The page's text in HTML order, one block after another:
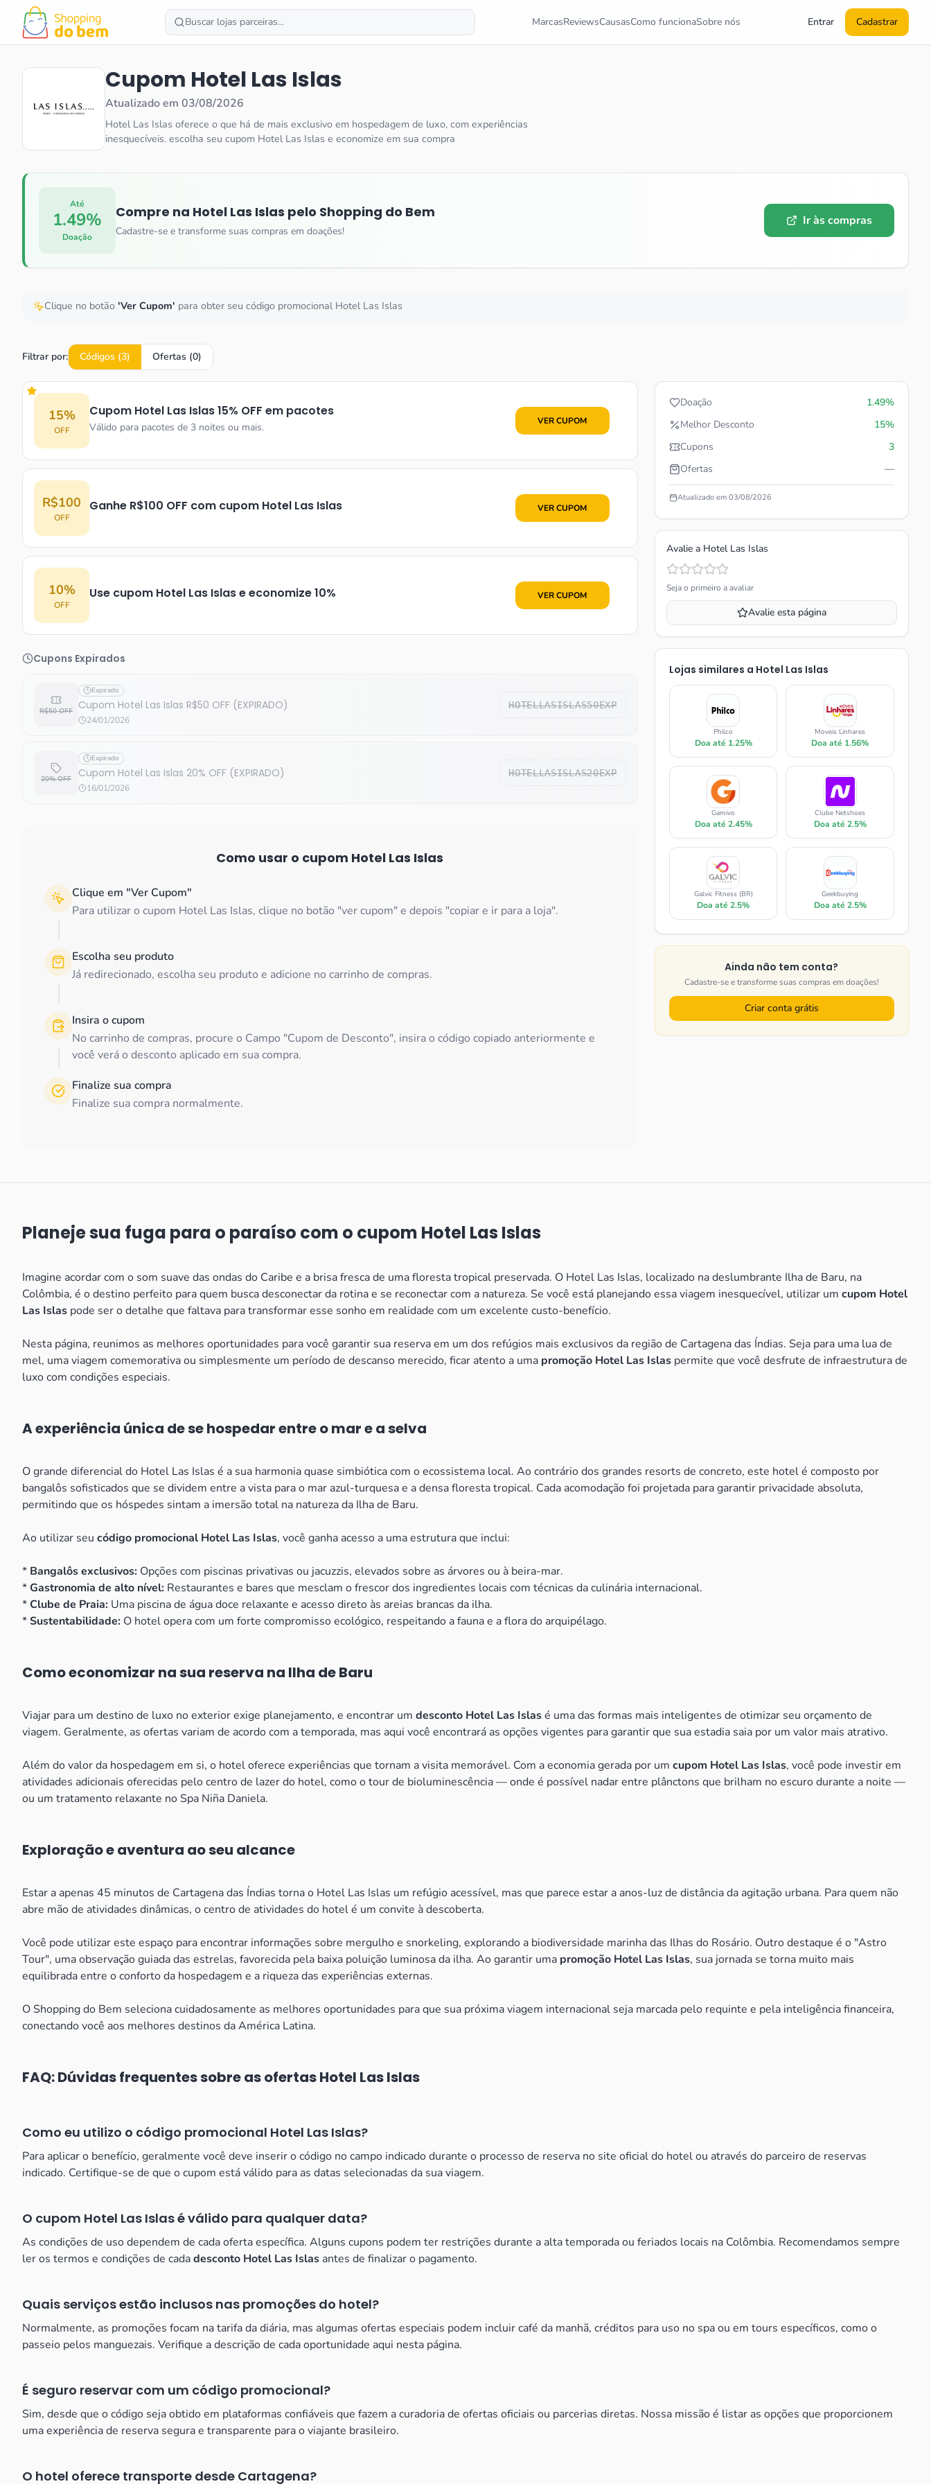
Buscar lojas parceiras... MarcasReviewsCausasComo funcionaSobre nós Entrar Cadastrar
Cupom Hotel Las Islas
Atualizado em 03/08/2026
Hotel Las Islas oferece o que há de mais exclusivo em hospedagem de luxo, com experiências
inesquecíveis. escolha seu cupom Hotel Las Islas e economize em sua compra
Até
1.49%
Doação
Compre na Hotel Las Islas pelo Shopping do Bem
Cadastre-se e transforme suas compras em doações!
Ir às compras
Clique no botão 'Ver Cupom' para obter seu código promocional Hotel Las Islas
Filtrar por: Códigos (3) Ofertas (0)
15%
OFF
Cupom Hotel Las Islas 15% OFF em pacotes
Válido para pacotes de 3 noites ou mais.
•••S15
VER CUPOM
R$100
OFF
Ganhe R$100 OFF com cupom Hotel Las Islas •••100
VER CUPOM
10%
OFF
Use cupom Hotel Las Islas e economize 10% •••S10
VER CUPOM
Cupons Expirados
R$50 OFF
Expirado
Cupom Hotel Las Islas R$50 OFF (EXPIRADO)
24/01/2026
HOTELLASISLAS50EXP
20% OFF
Expirado
Cupom Hotel Las Islas 20% OFF (EXPIRADO)
16/01/2026
HOTELLASISLAS20EXP
Como usar o cupom Hotel Las Islas
Clique em "Ver Cupom"
Para utilizar o cupom Hotel Las Islas, clique no botão "ver cupom" e depois "copiar e ir para a loja".
Escolha seu produto
Já redirecionado, escolha seu produto e adicione no carrinho de compras.
Insira o cupom
No carrinho de compras, procure o Campo "Cupom de Desconto", insira o código copiado anteriormente e
você verá o desconto aplicado em sua compra.
Finalize sua compra
Finalize sua compra normalmente.
Doação
1.49%
Melhor Desconto
15%
Cupons
3
Ofertas
—
Atualizado em 03/08/2026
Avalie a Hotel Las Islas
Seja o primeiro a avaliar
Avalie esta página
Lojas similares a Hotel Las Islas
Philco
Doa até 1.25%
Moveis Linhares
Doa até 1.56%
Gamivo
Doa até 2.45%
Clube Netshoes
Doa até 2.5%
Galvic Fitness (BR)
Doa até2.5%
Geekbuying
Doa até 2.5%
Ainda não tem conta?
Cadastre-se e transforme suas compras em doações!
Criar conta grátis
Planeje sua fuga para o paraíso com o cupom Hotel Las Islas
Imagine acordar com o som suave das ondas do Caribe e a brisa fresca de uma floresta tropical preservada. O Hotel Las Islas, localizado na deslumbrante Ilha de Baru, na
Colômbia, é o destino perfeito para quem busca desconectar da rotina e se reconectar com a natureza. Se você está planejando essa viagem inesquecível, utilizar um cupom Hotel
Las Islas pode ser o detalhe que faltava para transformar esse sonho em realidade com um excelente custo-benefício.
Nesta página, reunimos as melhores oportunidades para você garantir sua reserva em um dos refúgios mais exclusivos da região de Cartagena das Índias. Seja para uma lua de
mel, uma viagem comemorativa ou simplesmente um período de descanso merecido, ficar atento a uma promoção Hotel Las Islas permite que você desfrute de infraestrutura de
luxo com condições especiais.
A experiência única de se hospedar entre o mar e a selva
O grande diferencial do Hotel Las Islas é a sua harmonia quase simbiótica com o ecossistema local. Ao contrário dos grandes resorts de concreto, este hotel é composto por
bangalôs sofisticados que se dividem entre a vista para o mar azul-turquesa e a densa floresta tropical. Cada acomodação foi projetada para garantir privacidade absoluta,
permitindo que os hóspedes sintam a imersão total na natureza da Ilha de Baru.
Ao utilizar seu código promocional Hotel Las Islas, você ganha acesso a uma estrutura que inclui:
* Bangalôs exclusivos: Opções com piscinas privativas ou jacuzzis, elevados sobre as árvores ou à beira-mar.
*Gastronomia de alto nível: Restaurantes e bares que mesclam o frescor dos ingredientes locais com técnicas da culinária internacional.
*Clube de Praia: Uma piscina de água doce relaxante e acesso direto às areias brancas da ilha.
*Sustentabilidade: O hotel opera com um forte compromisso ecológico, respeitando a fauna e a flora do arquipélago.
Como economizar na sua reserva na Ilha de Baru
Viajar para um destino de luxo no exterior exige planejamento, e encontrar um desconto Hotel Las Islasé uma das formas mais inteligentes de otimizar seu orçamento de
viagem. Geralmente, as ofertas variam de acordo com a temporada, mas aqui você encontrará as opções vigentes para garantir que sua estadia saia por um valor mais atrativo.
Além do valor da hospedagem em si, o hotel oferece experiências que tornam a visita memorável. Com a economia gerada por um cupom Hotel Las Islas, você pode investir em
atividades adicionais oferecidas pelo centro de lazer do hotel, como o tour de bioluminescência — onde é possível nadar entre plânctons que brilham no escuro durante a noite —
ou um tratamento relaxante no Spa Niña Daniela.
Exploração e aventura ao seu alcance
Estar a apenas 45 minutos de Cartagena das Índias torna o Hotel Las Islas um refúgio acessível, mas que parece estar a anos-luz de distância da agitação urbana. Para quem não
abre mão de atividades dinâmicas, o centro de atividades do hotel é um convite à descoberta.
Você pode utilizar este espaço para encontrar informações sobre mergulho e snorkeling, explorando a biodiversidade marinha das Ilhas do Rosário. Outro destaque é o "Astro
Tour", uma observação guiada das estrelas, favorecida pela baixa poluição luminosa da ilha. Ao garantir uma promoção Hotel Las Islas, sua jornada se torna muito mais
equilibrada entre o conforto da hospedagem e a riqueza das experiências externas.
O Shopping do Bem seleciona cuidadosamente as melhores oportunidades para que sua próxima viagem internacional seja marcada pelo requinte e pela inteligência financeira,
conectando você aos melhores destinos da América Latina.
FAQ: Dúvidas frequentes sobre as ofertas Hotel Las Islas
Como eu utilizo o código promocional Hotel Las Islas?
Para aplicar o benefício, geralmente você deve inserir o código no campo indicado durante o processo de reserva no site oficial do hotel ou através do parceiro de reservas
indicado. Certifique-se de que o cupom está válido para as datas selecionadas da sua viagem.
O cupom Hotel Las Islas é válido para qualquer data?
As condições de uso dependem de cada oferta específica. Alguns cupons podem ter restrições durante a alta temporada ou feriados locais na Colômbia. Recomendamos sempre
ler os termos e condições de cadadesconto Hotel Las Islas antes de finalizar o pagamento.
Quais serviços estão inclusos nas promoções do hotel?
Normalmente, as promoções focam na tarifa da diária, mas algumas ofertas especiais podem incluir café da manhã, créditos para uso no spa ou em tours específicos, como o
passeio pelos manguezais. Verifique a descrição de cada oportunidade aqui nesta página.
É seguro reservar com um código promocional?
Sim, desde que o código seja obtido em plataformas confiáveis que fazem a curadoria de ofertas oficiais ou parcerias diretas. Nossa missão é listar as opções que proporcionem
uma experiência de reserva segura e transparente para o viajante brasileiro.
O hotel oferece transporte desde Cartagena?